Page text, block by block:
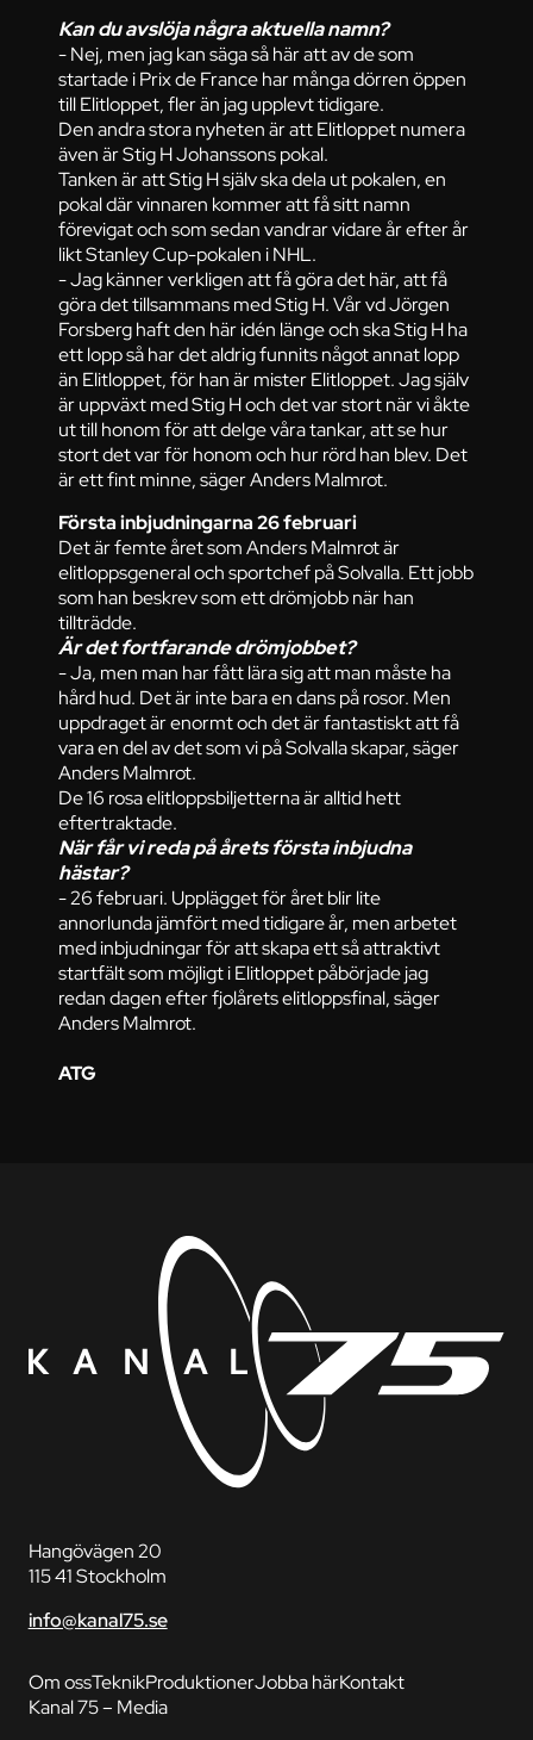
Kan du avslöja några aktuella namn?
- Nej, men jag kan säga så här att av de som
startade i Prix de France har många dörren öppen
till Elitloppet, fler än jag upplevt tidigare.
Den andra stora nyheten är att Elitloppet numera
även är Stig H Johanssons pokal.
Tanken är att Stig H själv ska dela ut pokalen, en
pokal där vinnaren kommer att få sitt namn
förevigat och som sedan vandrar vidare år efter år
likt Stanley Cup-pokalen i NHL.
- Jag känner verkligen att få göra det här, att få
göra det tillsammans med Stig H. Vår vd Jörgen
Forsberg haft den här idén länge och ska Stig H ha
ett lopp så har det aldrig funnits något annat lopp
än Elitloppet, för han är mister Elitloppet. Jag själv
är uppväxt med Stig H och det var stort när vi åkte
ut till honom för att delge våra tankar, att se hur
stort det var för honom och hur rörd han blev. Det
är ett fint minne, säger Anders Malmrot.
Första inbjudningarna 26 februari
Det är femte året som Anders Malmrot är
elitloppsgeneral och sportchef på Solvalla. Ett jobb
som han beskrev som ett drömjobb när han
tillträdde.
Är det fortfarande drömjobbet?
- Ja, men man har fått lära sig att man måste ha
hård hud. Det är inte bara en dans på rosor. Men
uppdraget är enormt och det är fantastiskt att få
vara en del av det som vi på Solvalla skapar, säger
Anders Malmrot.
De 16 rosa elitloppsbiljetterna är alltid hett
eftertraktade.
När får vi reda på årets första inbjudna
hästar?
- 26 februari. Upplägget för året blir lite
annorlunda jämfört med tidigare år, men arbetet
med inbjudningar för att skapa ett så attraktivt
startfält som möjligt i Elitloppet påbörjade jag
redan dagen efter fjolårets elitloppsfinal, säger
Anders Malmrot.
ATG
Hangövägen 20
115 41 Stockholm
info@kanal75.se
Om ossTeknikProduktionerJobba härKontakt
Kanal 75 – Media